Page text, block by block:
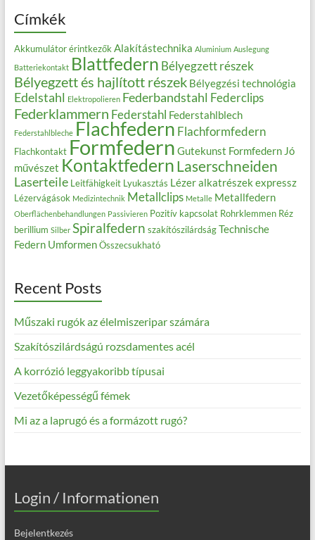
Címkék
Akkumulátor érintkezők Alakítástechnika Aluminium Auslegung
Batteriekontakt Blattfedern Bélyegzett részek
Bélyegzett és hajlított részek Bélyegzési technológia
Edelstahl Elektropolieren Federbandstahl Federclips
Federklammern Federstahl Federstahlblech
Federstahlbleche Flachfedern Flachformfedern
Flachkontakt Formfedern Gutekunst Formfedern Jó
művészet KontaktfedernLaserschneiden
Laserteile Leitfähigkeit Lyukasztás Lézer alkatrészek expressz
Lézervágások Medizintechnik Metallclips Metalle Metallfedern
Oberflächenbehandlungen Passivieren Pozitív kapcsolat Rohrklemmen Réz
berillium Silber Spiralfedern szakítószilárdság Technische
Federn Umformen Összecsukható
Recent Posts
Műszaki rugók az élelmiszeripar számára
Szakítószilárdságú rozsdamentes acél
A korrózió leggyakoribb típusai
Vezetőképességű fémek
Mi az a laprugó és a formázott rugó?
Login / Informationen
Bejelentkezés